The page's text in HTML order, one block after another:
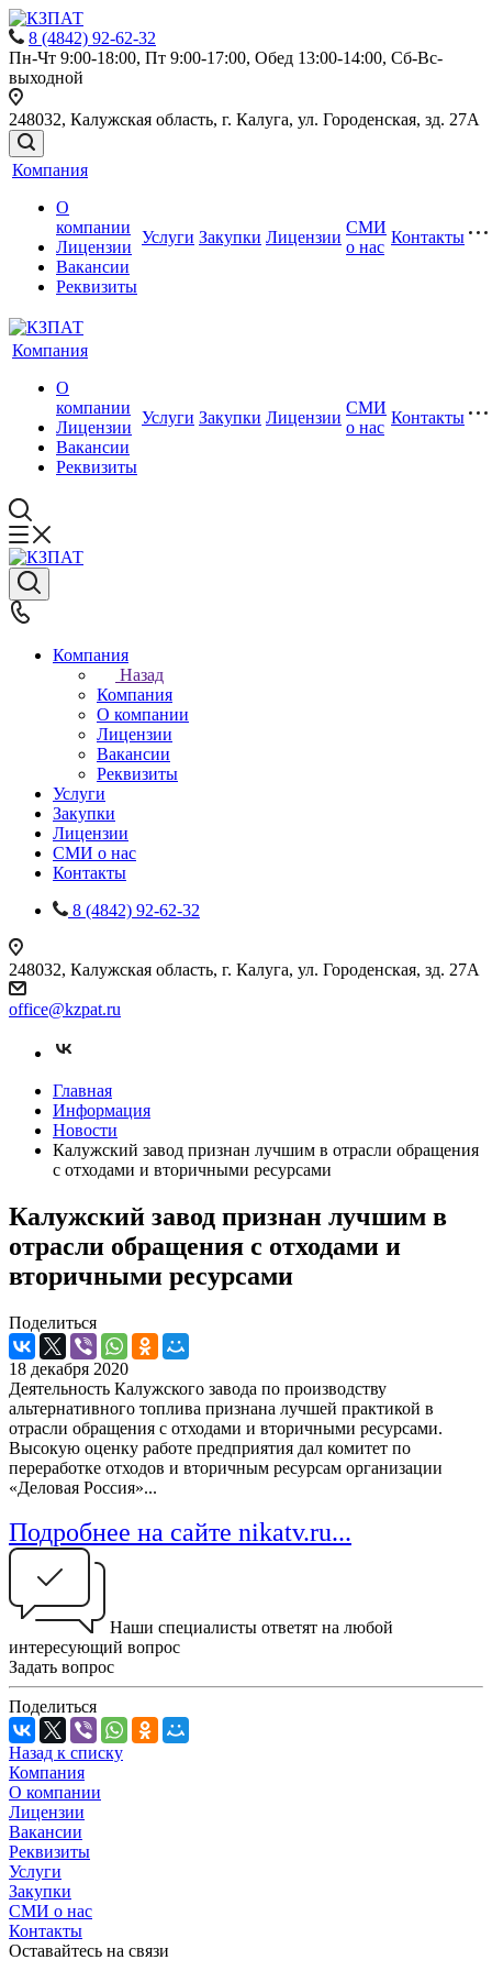
8 (4842) 92-62-32
Пн-Чт 9:00-18:00, Пт 9:00-17:00, Обед 13:00-14:00, Сб-Вс-
выходной
248032, Калужская область, г. Калуга, ул. Городенская, зд. 27А
Компания
О
компании
Лицензии
Вакансии
Реквизиты
Услуги Закупки Лицензии
СМИ
о нас
Контакты
Компания
О
компании
Лицензии
Вакансии
Реквизиты
Услуги Закупки Лицензии
СМИ
о нас
Контакты
Компания
Назад
Компания
О компании
Лицензии
Вакансии
Реквизиты
Услуги
Закупки
Лицензии
СМИ о нас
Контакты
8 (4842) 92-62-32
248032, Калужская область, г. Калуга, ул. Городенская, зд. 27А
office@kzpat.ru
Главная
Информация
Новости
Калужский завод признан лучшим в отрасли обращения
с отходами и вторичными ресурсами
Калужский завод признан лучшим в
отрасли обращения с отходами и
вторичными ресурсами
Поделиться
18 декабря 2020
Деятельность Калужского завода по производству
альтернативного топлива признана лучшей практикой в
отрасли обращения с отходами и вторичными ресурсами.
Высокую оценку работе предприятия дал комитет по
переработке отходов и вторичным ресурсам организации
«Деловая Россия»...
Подробнее на сайте nikatv.ru...
Наши специалисты ответят на любой
интересующий вопрос
Задать вопрос
Поделиться
Назад к списку
Компания
О компании
Лицензии
Вакансии
Реквизиты
Услуги
Закупки
СМИ о нас
Контакты
Оставайтесь на связи